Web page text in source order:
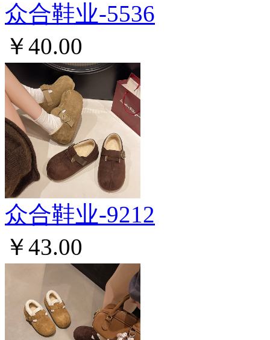
众合鞋业-5536
￥40.00
众合鞋业-9212
￥43.00